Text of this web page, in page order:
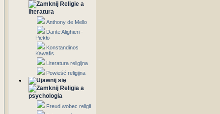
Religie a
literatura
Anthony de Mello
Dante Alighieri -
Piekło
Konstandinos
Kawafis
Literatura religijna
Powieść religijna
Religia a
psychologia
Freud wobec religii